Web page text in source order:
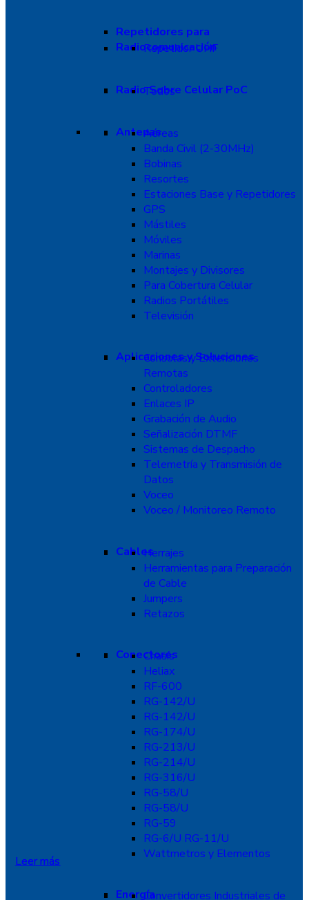
Repetidores para
Radiocomunicación
Repetidor UHF
Radio Sobre Celular PoC
Todos
AntenasAéreas
Banda Civil (2-30MHz)
Bobinas
Resortes
Estaciones Base y Repetidores
GPS
Mástiles
Móviles
Marinas
Montajes y Divisores
Para Cobertura Celular
Radios Portátiles
Televisión
Aplicaciones y Soluciones
Consolas y Extensiones
Remotas
Controladores
Enlaces IP
Grabación de Audio
Señalización DTMF
Sistemas de Despacho
Telemetría y Transmisión de
Datos
Voceo
Voceo / Monitoreo Remoto
CablesHerrajes
Herramientas para Preparación
de Cable
Jumpers
Retazos
Conectores
Chasís
Heliax
RF-600
RG-142/U
RG-142/U
RG-174/U
RG-213/U
RG-214/U
RG-316/U
RG-58/U
RG-58/U
RG-59
RG-6/U RG-11/U
Wattmetros y Elementos
EnergíaConvertidores Industriales de
Leer más
Leer más